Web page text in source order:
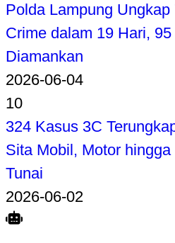
Polda Lampung
Crime dalam 19 Hari,
Diamankan
2026-06-04
10
324 Kasus 3C
Sita Mobil, Motor
Tunai
2026-06-02